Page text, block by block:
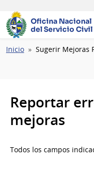
Oficina Nacional
del Servicio Civil
Ruta
Inicio Sugerir Mejoras
Reportar
mejoras
Todos los campos